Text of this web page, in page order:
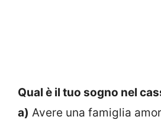
Qual è il tuo sogno nel
a) Avere una famiglia